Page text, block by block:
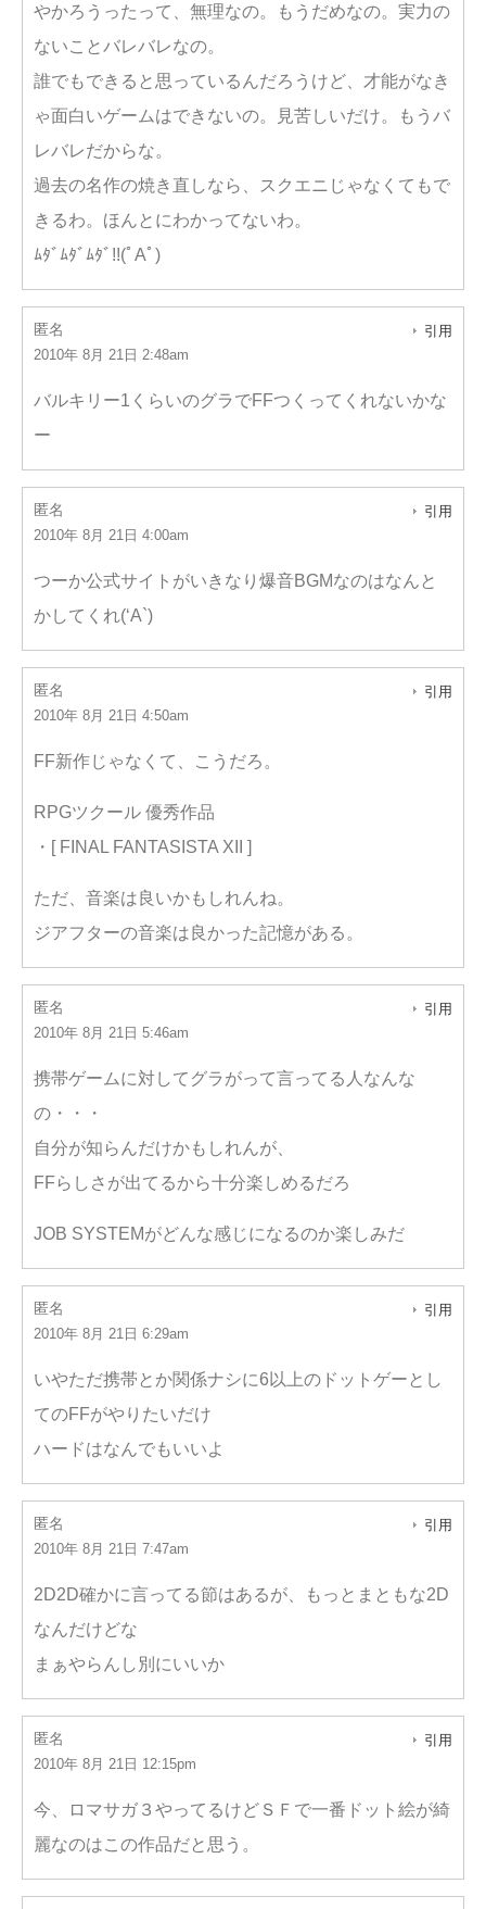
やかろうったって、無理なの。もうだめなの。実力の
ないことバレバレなの。
誰でもできると思っているんだろうけど、才能がなき
ゃ面白いゲームはできないの。見苦しいだけ。もうバ
レバレだからな。
過去の名作の焼き直しなら、スクエニじゃなくてもで
きるわ。ほんとにわかってないわ。
ﾑﾀﾞﾑﾀﾞﾑﾀﾞ!!(ﾟAﾟ)
匿名
2010年 8月 21日 2:48am
引用
バルキリー1くらいのグラでFFつくってくれないかな
ー
匿名
2010年 8月 21日 4:00am
引用
つーか公式サイトがいきなり爆音BGMなのはなんと
かしてくれ(‘A`)
匿名
2010年 8月 21日 4:50am
引用
FF新作じゃなくて、こうだろ。
RPGツクール 優秀作品
・[ FINAL FANTASISTA XII ]
ただ、音楽は良いかもしれんね。
ジアフターの音楽は良かった記憶がある。
匿名
2010年 8月 21日 5:46am
引用
携帯ゲームに対してグラがって言ってる人なんな
の・・・
自分が知らんだけかもしれんが、
FFらしさが出てるから十分楽しめるだろ
JOB SYSTEMがどんな感じになるのか楽しみだ
匿名
2010年 8月 21日 6:29am
引用
いやただ携帯とか関係ナシに6以上のドットゲーとし
てのFFがやりたいだけ
ハードはなんでもいいよ
匿名
2010年 8月 21日 7:47am
引用
2D2D確かに言ってる節はあるが、もっとまともな2D
なんだけどな
まぁやらんし別にいいか
匿名
2010年 8月 21日 12:15pm
引用
今、ロマサガ３やってるけどＳＦで一番ドット絵が綺
麗なのはこの作品だと思う。